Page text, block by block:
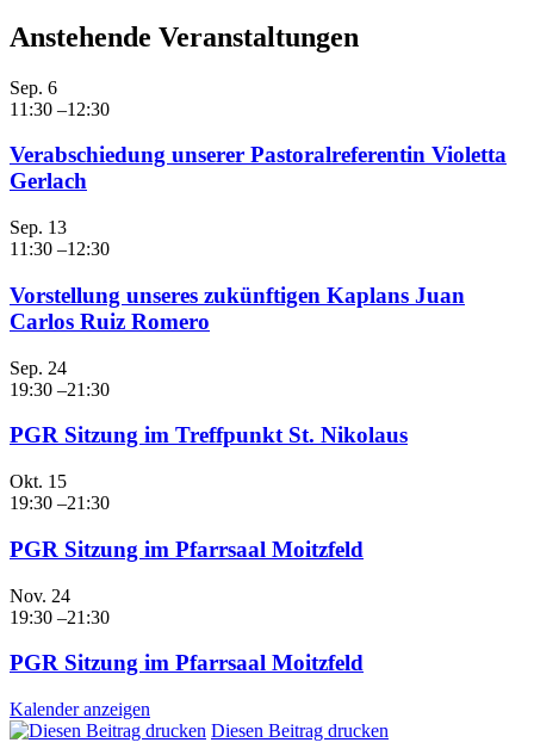
Anstehende Veranstaltungen
Sep. 6
11:30 –12:30
Verabschiedung unserer Pastoralreferentin Violetta
Gerlach
Sep. 13
11:30 –12:30
Vorstellung unseres zukünftigen Kaplans Juan
Carlos Ruiz Romero
Sep. 24
19:30 –21:30
PGR Sitzung im Treffpunkt St. Nikolaus
Okt. 15
19:30 –21:30
PGR Sitzung im Pfarrsaal Moitzfeld
Nov. 24
19:30 –21:30
PGR Sitzung im Pfarrsaal Moitzfeld
Kalender anzeigen
Diesen Beitrag drucken